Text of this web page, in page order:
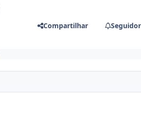
Compartilhar